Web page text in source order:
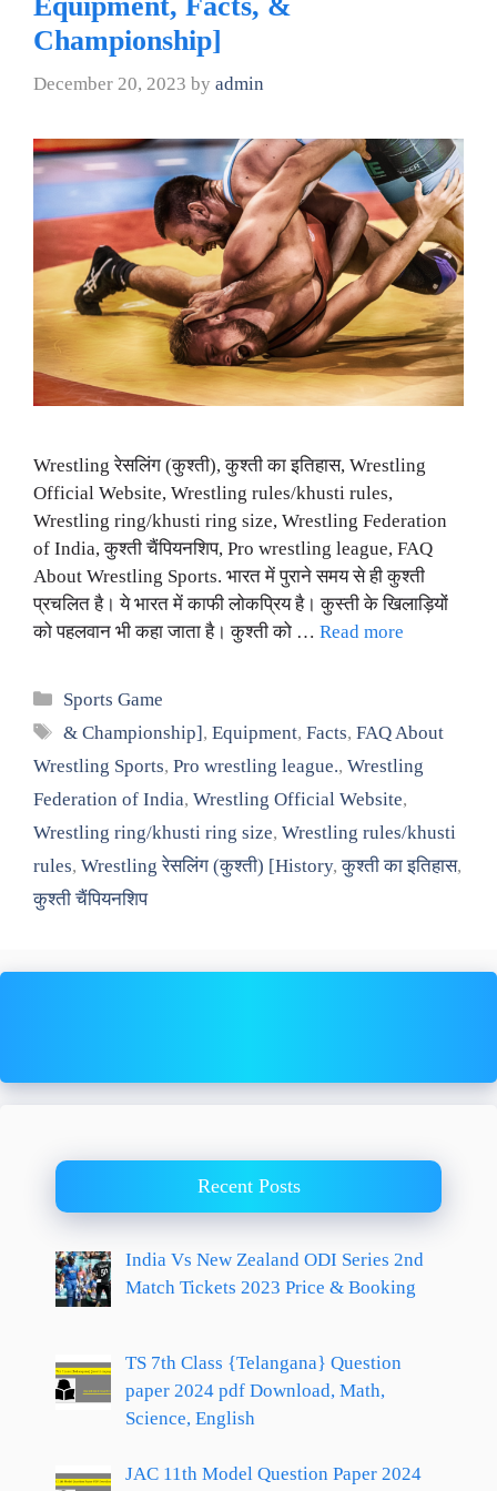
Championship]
December 20, 2023 by admin
Wrestling रेसलिंग (कुश्ती), कुश्ती का इतिहास, Wrestling
Official Website, Wrestling rules/khusti rules,
Wrestling ring/khusti ring size, Wrestling Federation
of India, कुश्ती चैंपियनशिप, Pro wrestling league, FAQ
About Wrestling Sports. भारत में पुराने समय से ही कुश्ती
प्रचलित है। ये भारत में काफी लोकप्रिय है। कुस्ती के खिलाड़ियों
को पहलवान भी कहा जाता है। कुश्ती को … Read more
Categories
Sports Game
Tags
& Championship],Equipment,Facts,FAQ About
Wrestling Sports, Pro wrestling league., Wrestling
Federation of India, Wrestling Official Website,
Wrestling ring/khusti ring size, Wrestling rules/khusti
rules, Wrestling रेसलिंग (कुश्ती) [History,कुश्ती का इतिहास,
कुश्ती चैंपियनशिप
Recent Posts
India Vs New Zealand ODI Series 2nd
Match Tickets 2023 Price & Booking
TS 7th Class {Telangana} Question
paper 2024 pdf Download, Math,
Science, English
JAC 11th Model Question Paper 2024